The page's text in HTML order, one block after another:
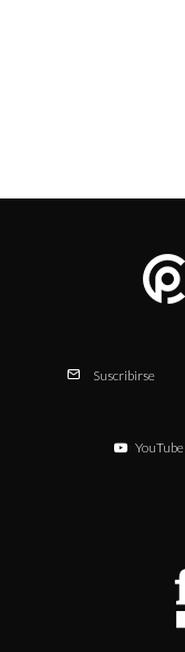
Suscribirse
YouTube